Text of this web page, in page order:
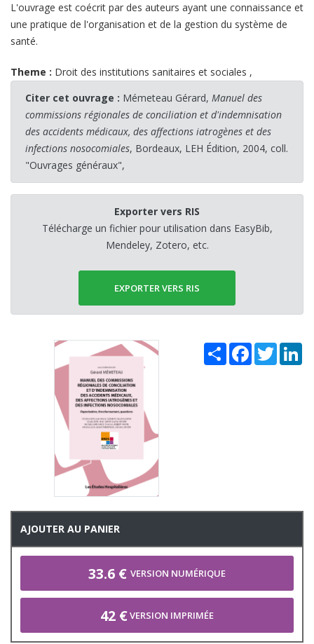
L'ouvrage est coécrit par des auteurs ayant une connaissance et
une pratique de l'organisation et de la gestion du système de
santé.
Theme : Droit des institutions sanitaires et sociales ,
Citer cet ouvrage : Mémeteau Gérard, Manuel des
commissions régionales de conciliation et d'indemnisation
des accidents médicaux, des affections iatrogènes et des
infections nosocomiales, Bordeaux, LEH Édition, 2004, coll.
"Ouvrages généraux",
Exporter vers RIS
Télécharge un fichier pour utilisation dans EasyBib,
Mendeley, Zotero, etc.
EXPORTER VERS RIS
Share Facebook
Twitter
AJOUTER AU PANIER
33.6 € VERSION NUMÉRIQUE
42 €VERSION IMPRIMÉE